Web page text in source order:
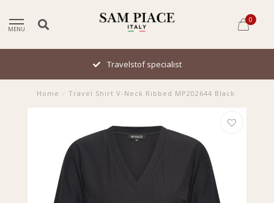
MENU
0
Travelstof specialist
Home Travel Shirt V-Neck Ribbed MP202644 Black